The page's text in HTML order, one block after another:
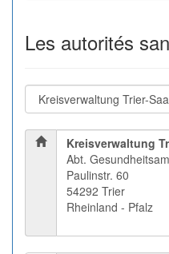
Les autorités
Kreisverwaltung
Abt.
Paulinstr. 60
54292 Trier
Rheinland - Pfalz